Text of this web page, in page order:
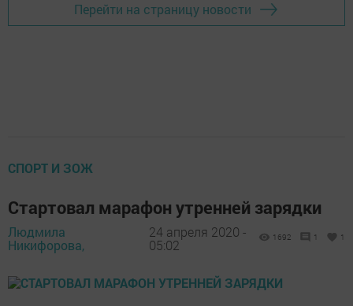
Перейти на страницу новости
СПОРТ И ЗОЖ
Стартовал марафон утренней зарядки
Людмила
Никифорова,
24 апреля 2020 -
05:02
1692 1 1